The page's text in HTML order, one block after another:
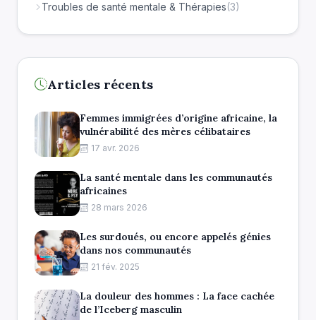
Troubles de santé mentale & Thérapies(3)
Articles récents
Femmes immigrées d’origine africaine, la
vulnérabilité des mères célibataires
17 avr. 2026
La santé mentale dans les communautés
africaines
28 mars 2026
Les surdoués, ou encore appelés génies
dans nos communautés
21 fév. 2025
La douleur des hommes : La face cachée
de l’Iceberg masculin